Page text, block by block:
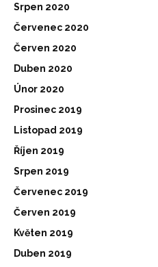
Srpen 2020
Červenec 2020
Červen 2020
Duben 2020
Únor 2020
Prosinec 2019
Listopad 2019
Říjen 2019
Srpen 2019
Červenec 2019
Červen 2019
Květen 2019
Duben 2019